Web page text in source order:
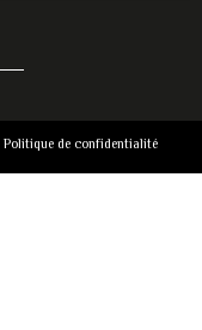
Politique de confidentialité